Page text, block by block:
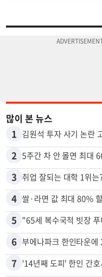
많이 본 뉴스
1 김원석 투자 사기 논란
2 5주간 차 안 몰면 최대
3 취업 잘되는 대학 1위
4 쌀·라면 값 최대 80%
5
6 부에나파크 한인타운
7 '14년째 도피' 한인 간